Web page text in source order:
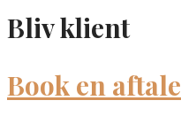
Bliv klient
Book en